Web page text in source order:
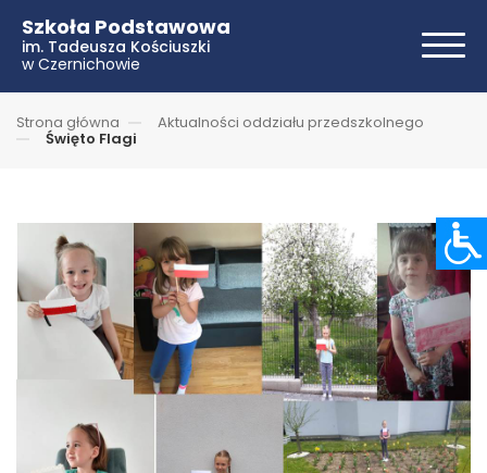
Szkoła Podstawowa
im. Tadeusza Kościuszki
w Czernichowie
Strona główna Aktualności oddziału przedszkolnego
Święto Flagi